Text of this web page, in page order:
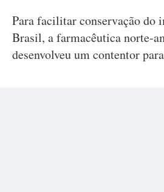
Para facilitar conservação do
Brasil, a farmacêutica norte-
desenvolveu um contentor